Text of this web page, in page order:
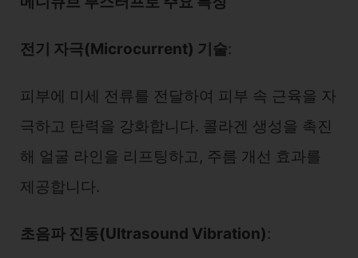
전기 자극(Microcurrent) 기술:
피부에 미세 전류를 전달하여 피부 속 근육을 자
극하고 탄력을 강화합니다. 콜라겐 생성을 촉진
해 얼굴 라인을 리프팅하고, 주름 개선 효과를
제공합니다.
초음파 진동(Ultrasound Vibration):